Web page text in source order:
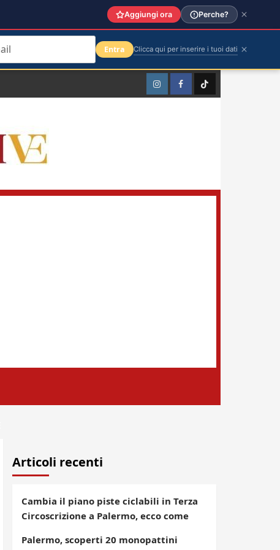
InstagramFacebookTikTok
Articoli recenti
Cambia il piano piste ciclabili in Terza
Circoscrizione a Palermo, ecco come
Palermo, scoperti 20 monopattini
Aggiungi ora Perche?
Entra Clicca qui per inserire i tuoi dati